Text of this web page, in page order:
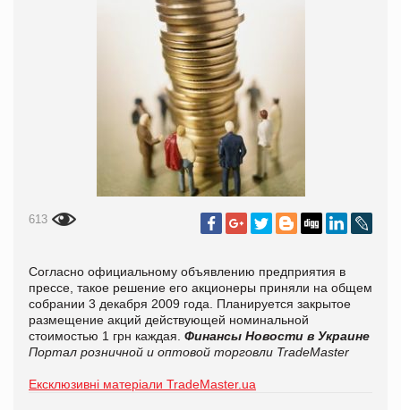
613
Согласно официальному объявлению предприятия в
прессе, такое решение его акционеры приняли на общем
собрании 3 декабря 2009 года. Планируется закрытое
размещение акций действующей номинальной
стоимостью 1 грн каждая. Финансы Новости в Украине
Портал розничной и оптовой торговли TradeMaster
Ексклюзивні матеріали TradeMaster.ua